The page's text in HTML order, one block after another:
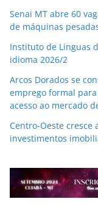
Senai MT abre 60
de máquinas
Instituto de Linguas
idioma 2026/2
Arcos Dorados se
emprego formal
acesso ao mercado
Centro-Oeste
investimentos